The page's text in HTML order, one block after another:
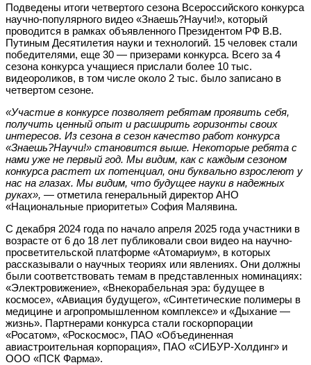
Подведены итоги четвертого сезона Всероссийского конкурса
научно-популярного видео «Знаешь?Научи!», который
проводится в рамках объявленного Президентом РФ В.В.
Путиным Десятилетия науки и технологий. 15 человек стали
победителями, еще 30 — призерами конкурса. Всего за 4
сезона конкурса учащиеся прислали более 10 тыс.
видеороликов, в том числе около 2 тыс. было записано в
четвертом сезоне.
«Участие в конкурсе позволяет ребятам проявить себя,
получить ценный опыт и расширить горизонты своих
интересов. Из сезона в сезон качество работ конкурса
«Знаешь?Научи!» становится выше. Некоторые ребята с
нами уже не первый год. Мы видим, как с каждым сезоном
конкурса растет их потенциал, они буквально взрослеют у
нас на глазах. Мы видим, что будущее науки в надежных
руках», — отметила генеральный директор АНО
«Национальные приоритеты» София Малявина.
С декабря 2024 года по начало апреля 2025 года участники в
возрасте от 6 до 18 лет публиковали свои видео на научно-
просветительской платформе «Атомариум», в которых
рассказывали о научных теориях или явлениях. Они должны
были соответствовать темам в представленных номинациях:
«Электровижение», «Внекорабельная эра: будущее в
космосе», «Авиация будущего», «Синтетические полимеры в
медицине и агропромышленном комплексе» и «Дыхание —
жизнь». Партнерами конкурса стали госкорпорации
«Росатом», «Роскосмос», ПАО «Объединенная
авиастроительная корпорация», ПАО «СИБУР-Холдинг» и
ООО «ПСК Фарма».